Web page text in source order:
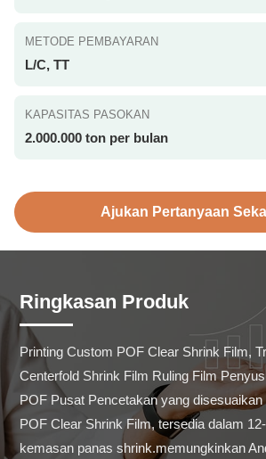
METODE PEMBAYARAN
L/C, TT
KAPASITAS PASOKAN
2.000.000 ton per bulan
Ajukan Pertanyaan
Ringkasan Produk
Printing Custom POF Clear Shrink Film,
Centerfold Shrink Film Ruling Film
POF Pusat Pencetakan yang
POF Clear Shrink Film, tersedia dalam
kemasan panas shrink.memungkinkan